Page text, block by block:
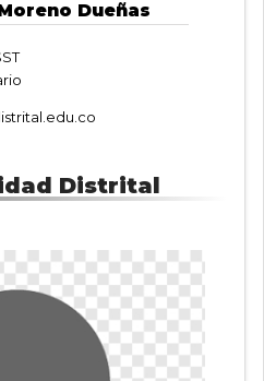
Dueñas
Distrital